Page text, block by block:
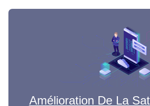
Amélioration De La